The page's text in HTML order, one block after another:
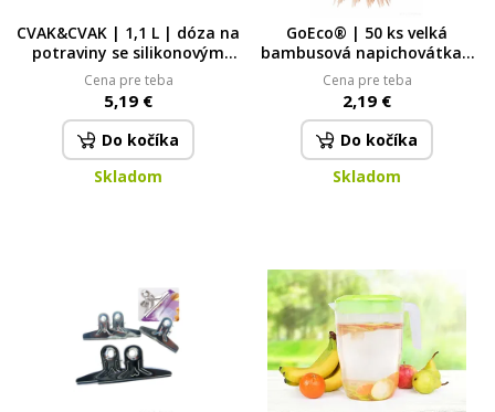
CVAK&CVAK | 1,1 L | dóza na
potraviny se silikonovým
těsněním na potraviny
Cena pre teba
5,19 €
Do kočíka
Skladom
GoEco® | 50 ks velká
bambusová napichovátka s
rozšířeným koncem | 20 cm
GoEco
Cena pre teba
2,19 €
Do kočíka
Skladom